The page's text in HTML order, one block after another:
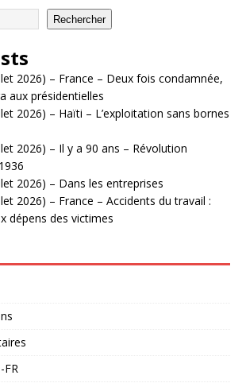
Rechercher
2026) – France – Deux fois condamnée,
aux présidentielles
2026) – Haïti – L’exploitation sans bornes
2026) – Il y a 90 ans – Révolution
2026) – Dans les entreprises
2026) – France – Accidents du travail :
dépens des victimes
FR